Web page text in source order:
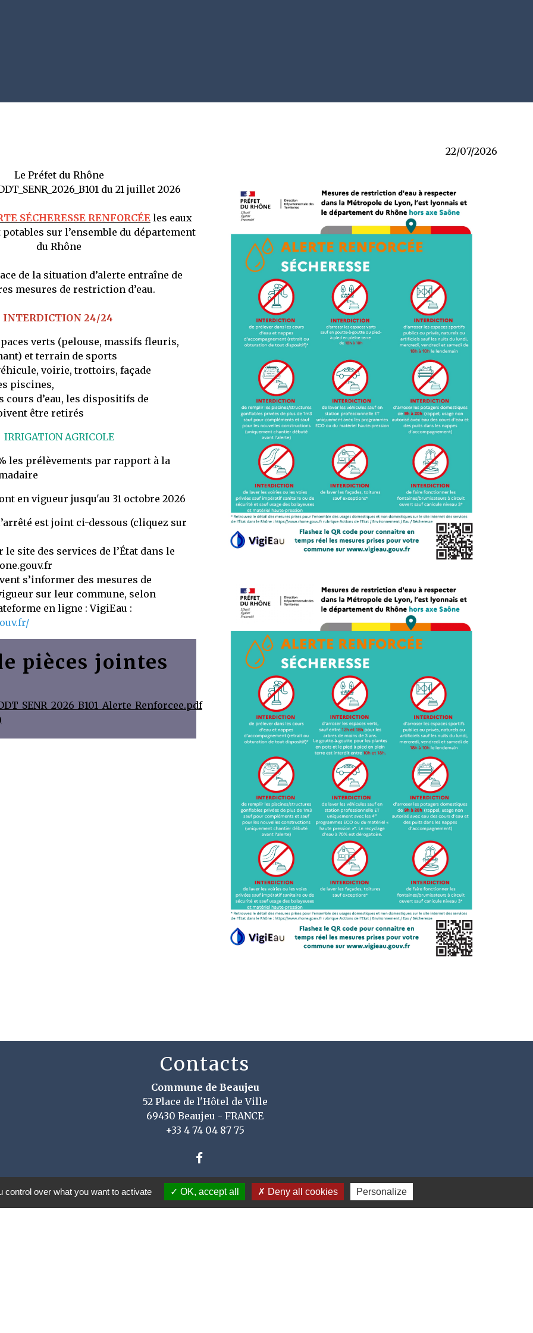
22/07/2026
Le Préfet du Rhône
du 21 juillet 2026
SÉCHERESSE RENFORCÉEles eaux
sur l’ensemble du département
du Rhône
de la situation d’alerte entraîne de
mesures de restriction d’eau.
INTERDICTION 24/24
verts (pelouse, massifs fleuris,
et terrain de sports
voirie, trottoirs, façade
piscines,
cours d’eau, les dispositifs de
être retirés
IRRIGATION AGRICOLE
les prélèvements par rapport à la
en vigueur jusqu'au 31 octobre 2026
est joint ci-dessous (cliquez sur
site des services de l’État dans le
s’informer des mesures de
sur leur commune, selon
en ligne : VigiEau :
pièces jointes
Contacts
Commune de Beaujeu
52 Place de l'Hôtel de Ville
69430 Beaujeu - FRANCE
+33 4 74 04 87 75
over what you want to activate OK, accept all Deny all cookies Personalize